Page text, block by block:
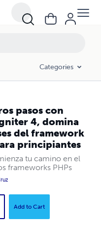
Categories
pasos con
4, domina
del framework
principiantes
tu camino en el
frameworks PHPs
Add to Cart
las bases del framework